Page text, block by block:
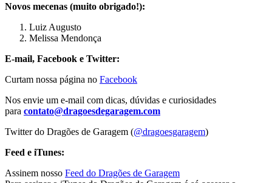
Novos mecenas (muito obrigado!):
Luiz Augusto
Melissa Mendonça
E-mail, Facebook e Twitter:
Curtam nossa página no Facebook
Nos envie um e-mail com dicas, dúvidas e curiosidades
para contato@dragoesdegaragem.com
Twitter do Dragões de Garagem (@dragoesgaragem)
Feed e iTunes:
Assinem nosso Feed do Dragões de Garagem